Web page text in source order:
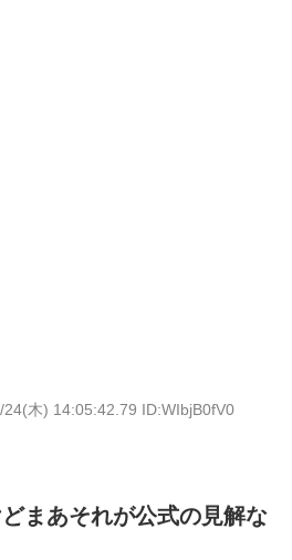
24(木) 14:05:42.79 ID:WIbjB0fV0
まあそれが公式の見解な